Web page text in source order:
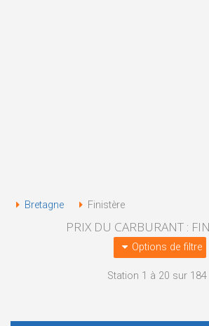
Bretagne Finistère
PRIX DU CARBURANT :
Options de filtre
Station 1 à 20 sur 184